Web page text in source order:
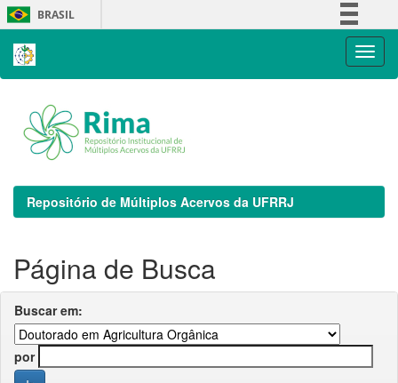
Skip
navigation
BRASIL
Repositório de Múltiplos Acervos da UFRRJ
Página de Busca
Buscar em:
por